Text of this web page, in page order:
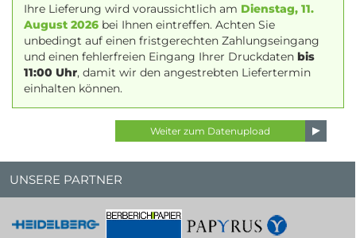
Ihre Lieferung wird voraussichtlich am Dienstag, 11.
August 2026 bei Ihnen eintreffen. Achten Sie
unbedingt auf einen fristgerechten Zahlungseingang
und einen fehlerfreien Eingang Ihrer Druckdaten bis
11:00 Uhr, damit wir den angestrebten Liefertermin
einhalten können.
UNSERE PARTNER